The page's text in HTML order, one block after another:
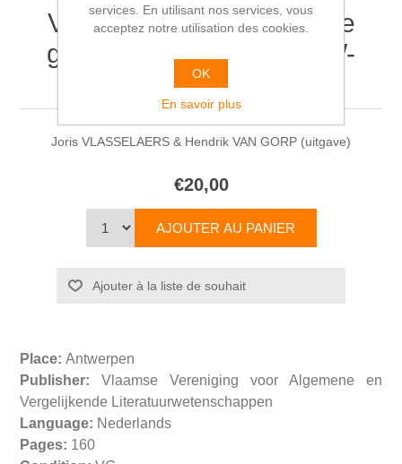
Vorm of Norm, de literaire
genres in discussie. ALW-
Cahier nr. 8. 1989
Joris VLASSELAERS & Hendrik VAN GORP (uitgave)
€20,00
Place: Antwerpen
Publisher: Vlaamse Vereniging voor Algemene en
Vergelijkende Literatuurwetenschappen
Language: Nederlands
Pages: 160
services. En utilisant nos services, vous
acceptez notre utilisation des cookies.
OK
En savoir plus